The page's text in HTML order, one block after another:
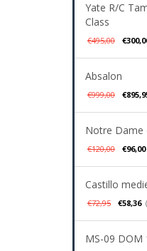
Yate R/C
Class
€495,00
Absalon
€999,00
Notre Dame
€120,00 €96,00
Castillo
€72,95 €58,36
MS-09 DOM